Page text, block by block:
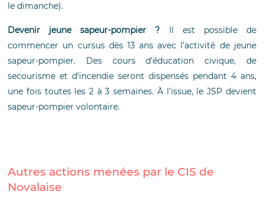
le dimanche).
Devenir jeune sapeur-pompier ?
Il est possible de
commencer un cursus dès 13 ans avec l’activité de jeune
sapeur-pompier. Des cours d’éducation civique, de
secourisme et d’incendie seront dispensés pendant 4 ans,
une fois toutes les 2 à 3 semaines. À l’issue, le JSP devient
sapeur-pompier volontaire.
Autres actions menées par le CIS de
Novalaise